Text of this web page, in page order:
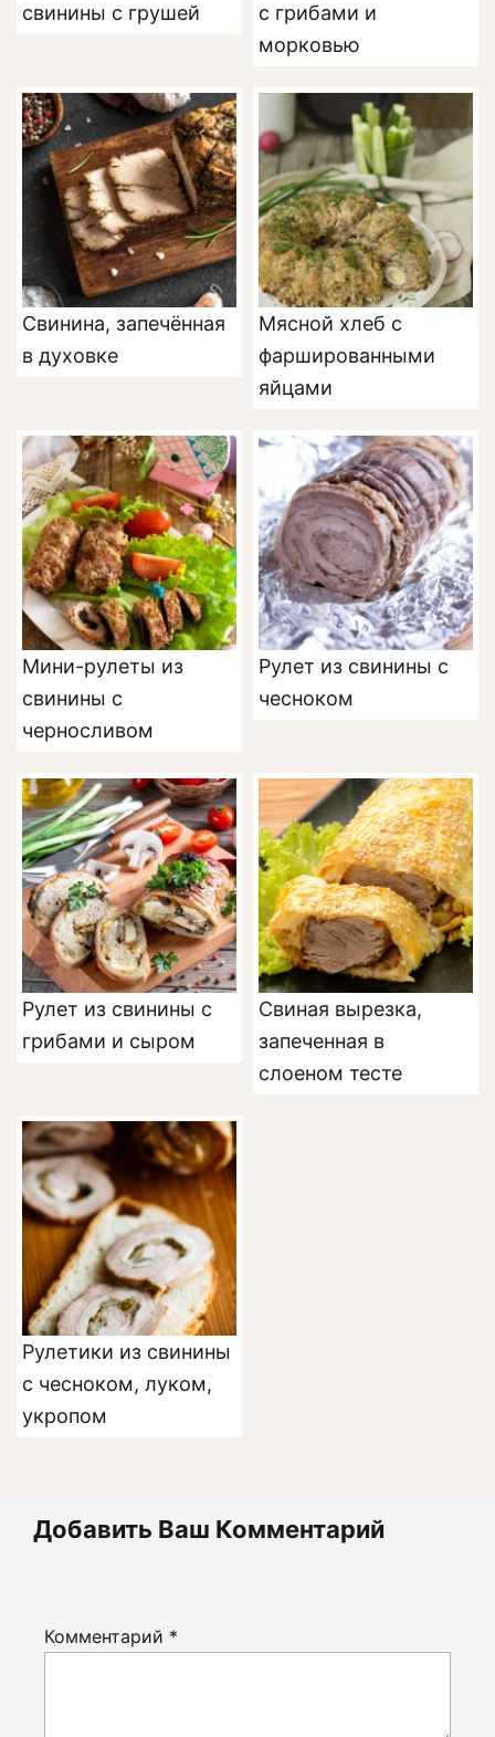
свинины с грушей
с грибами и
морковью
Свинина, запечённая
в духовке
Мясной хлеб с
фаршированными
яйцами
Мини-рулеты из
свинины с
черносливом
Рулет из свинины с
чесноком
Рулет из свинины с
грибами и сыром
Свиная вырезка,
запеченная в
слоеном тесте
Рулетики из свинины
с чесноком, луком,
укропом
Добавить Ваш Комментарий
Комментарий *